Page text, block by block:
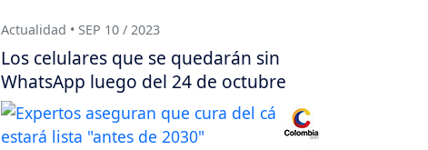
Actualidad • SEP 10 / 2023
Los celulares que se quedarán sin
WhatsApp luego del 24 de octubre